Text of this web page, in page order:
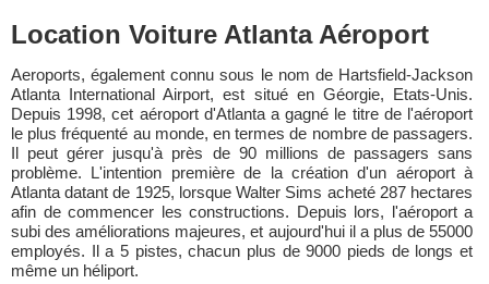
Location Voiture Atlanta Aéroport
Aeroports, également connu sous le nom de Hartsfield-Jackson
Atlanta International Airport, est situé en Géorgie, Etats-Unis.
Depuis 1998, cet aéroport d'Atlanta a gagné le titre de l'aéroport
le plus fréquenté au monde, en termes de nombre de passagers.
Il peut gérer jusqu'à près de 90 millions de passagers sans
problème. L'intention première de la création d'un aéroport à
Atlanta datant de 1925, lorsque Walter Sims acheté 287 hectares
afin de commencer les constructions. Depuis lors, l'aéroport a
subi des améliorations majeures, et aujourd'hui il a plus de 55000
employés. Il a 5 pistes, chacun plus de 9000 pieds de longs et
même un héliport.